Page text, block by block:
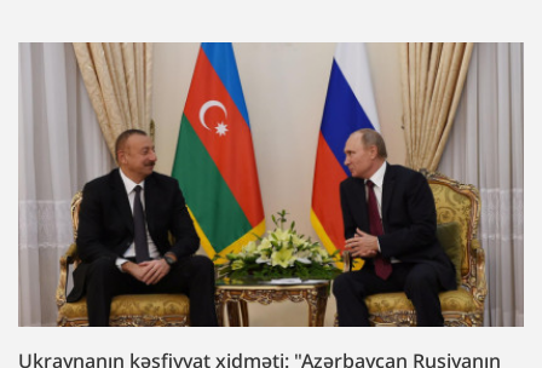
Ukraynanın kəşfiyyat xidməti: "Azərbaycan Rusiyanın